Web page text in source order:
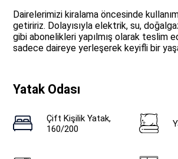
Dairelerimizi kiralama öncesinde
getiririz. Dolayısıyla elektrik, su,
gibi abonelikleri yapılmış olarak teslim
sadece daireye yerleşerek keyifli bir
Yatak Odası
Çift Kişilik Yatak,
160/200